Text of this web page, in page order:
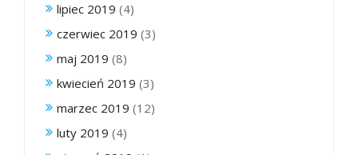
lipiec 2019 (4)
czerwiec 2019 (3)
maj 2019 (8)
kwiecień 2019 (3)
marzec 2019 (12)
luty 2019 (4)